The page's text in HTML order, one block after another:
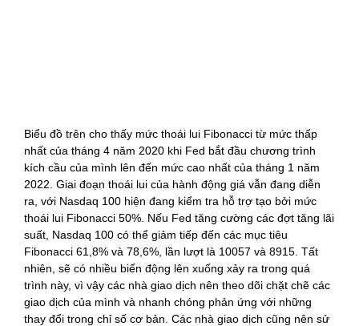
Biểu đồ trên cho thấy mức thoái lui Fibonacci từ mức thấp
nhất của tháng 4 năm 2020 khi Fed bắt đầu chương trình
kích cầu của mình lên đến mức cao nhất của tháng 1 năm
2022. Giai đoạn thoái lui của hành động giá vẫn đang diễn
ra, với Nasdaq 100 hiện đang kiểm tra hỗ trợ tạo bởi mức
thoái lui Fibonacci 50%. Nếu Fed tăng cường các đợt tăng lãi
suất, Nasdaq 100 có thể giảm tiếp đến các mục tiêu
Fibonacci 61,8% và 78,6%, lần lượt là 10057 và 8915. Tất
nhiên, sẽ có nhiều biến động lên xuống xảy ra trong quá
trình này, vì vậy các nhà giao dịch nên theo dõi chặt chẽ các
giao dịch của mình và nhanh chóng phản ứng với những
thay đổi trong chỉ số cơ bản. Các nhà giao dịch cũng nên sử